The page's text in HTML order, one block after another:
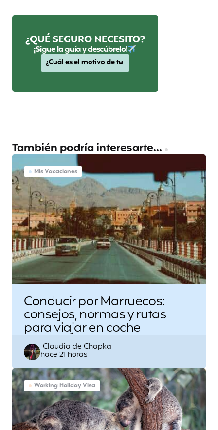
¿QUÉ SEGURO NECESITO?
¡Sigue la guía y descúbrelo!
También podría interesarte...
Mis Vacaciones
Conducir por Marruecos:
consejos, normas y rutas
para viajar en coche
Escrito
por
Claudia de Chapka
hace 21 horas
Working Holiday Visa